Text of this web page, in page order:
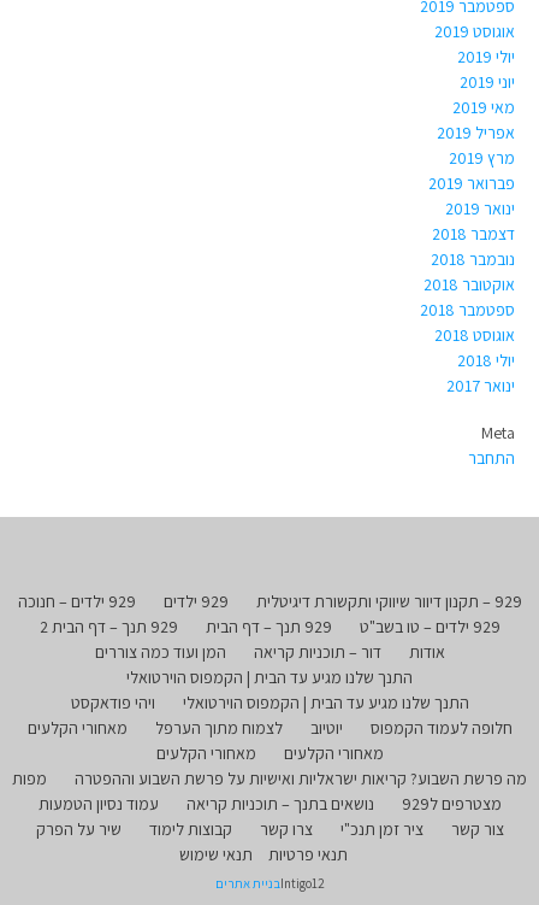
ספטמבר 2019
אוגוסט 2019
יולי 2019
יוני 2019
מאי 2019
אפריל 2019
מרץ 2019
פברואר 2019
ינואר 2019
דצמבר 2018
נובמבר 2018
אוקטובר 2018
ספטמבר 2018
אוגוסט 2018
יולי 2018
ינואר 2017
Meta
התחבר
929 – תקנון דיוור שיווקי ותקשורת דיגיטלית 929 ילדים
929 ילדים – חנוכה
929 ילדים – טו בשב"ט
929 תנך – דף הבית
929 תנך – דף הבית 2
אודות
דור – תוכניות קריאה
המן ועוד כמה צוררים
התנך שלנו מגיע עד הבית | הקמפוס הוירטואלי
התנך שלנו מגיע עד הבית | הקמפוס הוירטואלי
ויהי פודאקסט
חלופה לעמוד הקמפוס
יוטיוב לצמוח מתוך הערפל
מאחורי הקלעים
מאחורי הקלעים
מאחורי הקלעים
מה פרשת השבוע? קריאות ישראליות ואישיות על פרשת השבוע וההפטרה
מפות
מצטרפים ל929
נושאים בתנך – תוכניות קריאה
עמוד נסיון הטמעות
צור קשר
ציר זמן תנכ"י צרו קשר קבוצות לימוד
שיר על הפרק
תנאי פרטיות
תנאי שימוש
Intigo12בניית אתרים